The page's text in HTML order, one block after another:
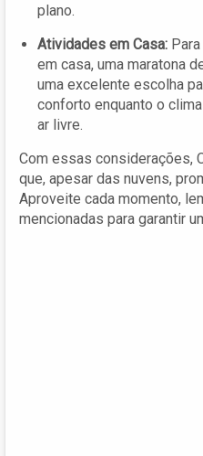
plano.
Atividades em Casa:
em casa, uma maratona
uma excelente escolha
conforto enquanto o
ar livre.
Com essas considerações,
que, apesar das nuvens,
Aproveite cada momento,
mencionadas para garantir